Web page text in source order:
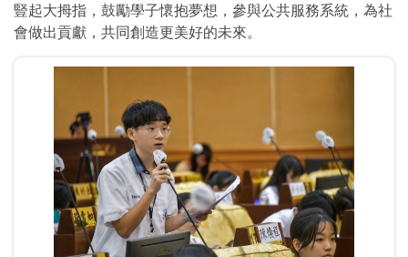
豎起大拇指，鼓勵學子懷抱夢想，參與公共服務系統，為社
會做出貢獻，共同創造更美好的未來。